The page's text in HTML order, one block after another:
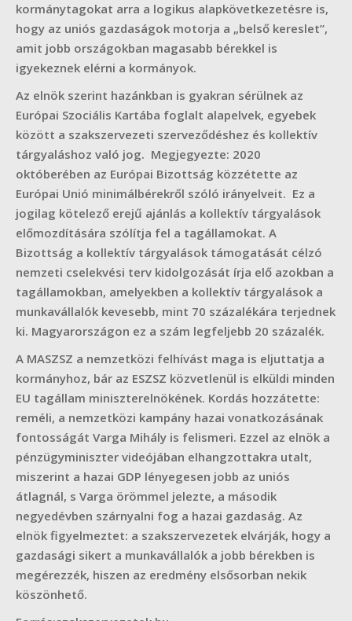
kormánytagokat arra a logikus alapkövetkezetésre is,
hogy az uniós gazdaságok motorja a „belső kereslet”,
amit jobb országokban magasabb bérekkel is
igyekeznek elérni a kormányok.
Az elnök szerint hazánkban is gyakran sérülnek az
Európai Szociális Kartába foglalt alapelvek, egyebek
között a szakszervezeti szerveződéshez és kollektív
tárgyaláshoz való jog. Megjegyezte: 2020
októberében az Európai Bizottság közzétette az
Európai Unió minimálbérekről szóló irányelveit. Ez a
jogilag kötelező erejű ajánlás a kollektív tárgyalások
előmozdítására szólítja fel a tagállamokat. A
Bizottság a kollektív tárgyalások támogatását célzó
nemzeti cselekvési terv kidolgozását írja elő azokban a
tagállamokban, amelyekben a kollektív tárgyalások a
munkavállalók kevesebb, mint 70 százalékára terjednek
ki. Magyarországon ez a szám legfeljebb 20 százalék.
A MASZSZ a nemzetközi felhívást maga is eljuttatja a
kormányhoz, bár az ESZSZ közvetlenül is elküldi minden
EU tagállam miniszterelnökének. Kordás hozzátette:
reméli, a nemzetközi kampány hazai vonatkozásának
fontosságát Varga Mihály is felismeri. Ezzel az elnök a
pénzügyminiszter videójában elhangzottakra utalt,
miszerint a hazai GDP lényegesen jobb az uniós
átlagnál, s Varga örömmel jelezte, a második
negyedévben szárnyalni fog a hazai gazdaság. Az
elnök figyelmeztet: a szakszervezetek elvárják, hogy a
gazdasági sikert a munkavállalók a jobb bérekben is
megérezzék, hiszen az eredmény elsősorban nekik
köszönhető.